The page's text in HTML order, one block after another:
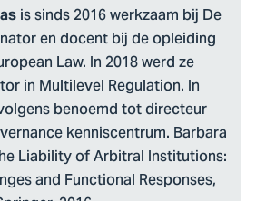
is sinds 2016 werkzaam bij De
en docent bij de opleiding
Law. In 2018 werd ze
in Multilevel Regulation. In
benoemd tot directeur
kenniscentrum. Barbara
Liability of Arbitral Institutions:
and Functional Responses,